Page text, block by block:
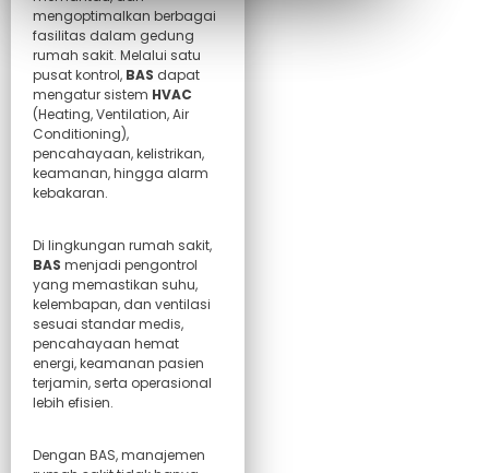
mengoptimalkan berbagai
fasilitas dalam gedung
rumah sakit. Melalui satu
pusat kontrol, BAS dapat
mengatur sistem HVAC
(Heating, Ventilation, Air
Conditioning),
pencahayaan, kelistrikan,
keamanan, hingga alarm
kebakaran.
Di lingkungan rumah sakit,
BAS menjadi pengontrol
yang memastikan suhu,
kelembapan, dan ventilasi
sesuai standar medis,
pencahayaan hemat
energi, keamanan pasien
terjamin, serta operasional
lebih efisien.
Dengan BAS, manajemen